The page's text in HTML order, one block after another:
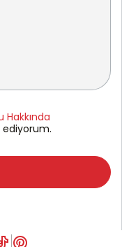
Hakkında